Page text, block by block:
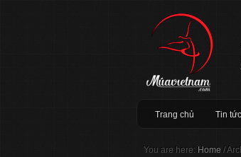
Trang chủ Tin tức
You are here: Home /